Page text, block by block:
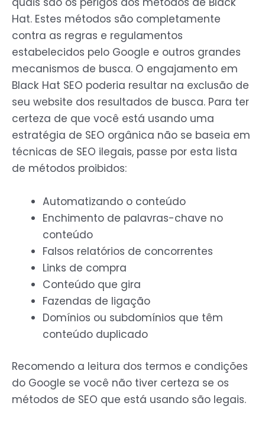
Hat. Estes métodos são completamente
contra as regras e regulamentos
estabelecidos pelo Google e outros grandes
mecanismos de busca. O engajamento em
Black Hat SEO poderia resultar na exclusão de
seu website dos resultados de busca. Para ter
certeza de que você está usando uma
estratégia de SEO orgânica não se baseia em
técnicas de SEO ilegais, passe por esta lista
de métodos proibidos:
Automatizando o conteúdo
Enchimento de palavras-chave no
conteúdo
Falsos relatórios de concorrentes
Links de compra
Conteúdo que gira
Fazendas de ligação
Domínios ou subdomínios que têm
conteúdo duplicado
Recomendo a leitura dos termos e condições
do Google se você não tiver certeza se os
métodos de SEO que está usando são legais.